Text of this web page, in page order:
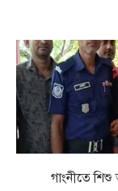
গাংনীতে